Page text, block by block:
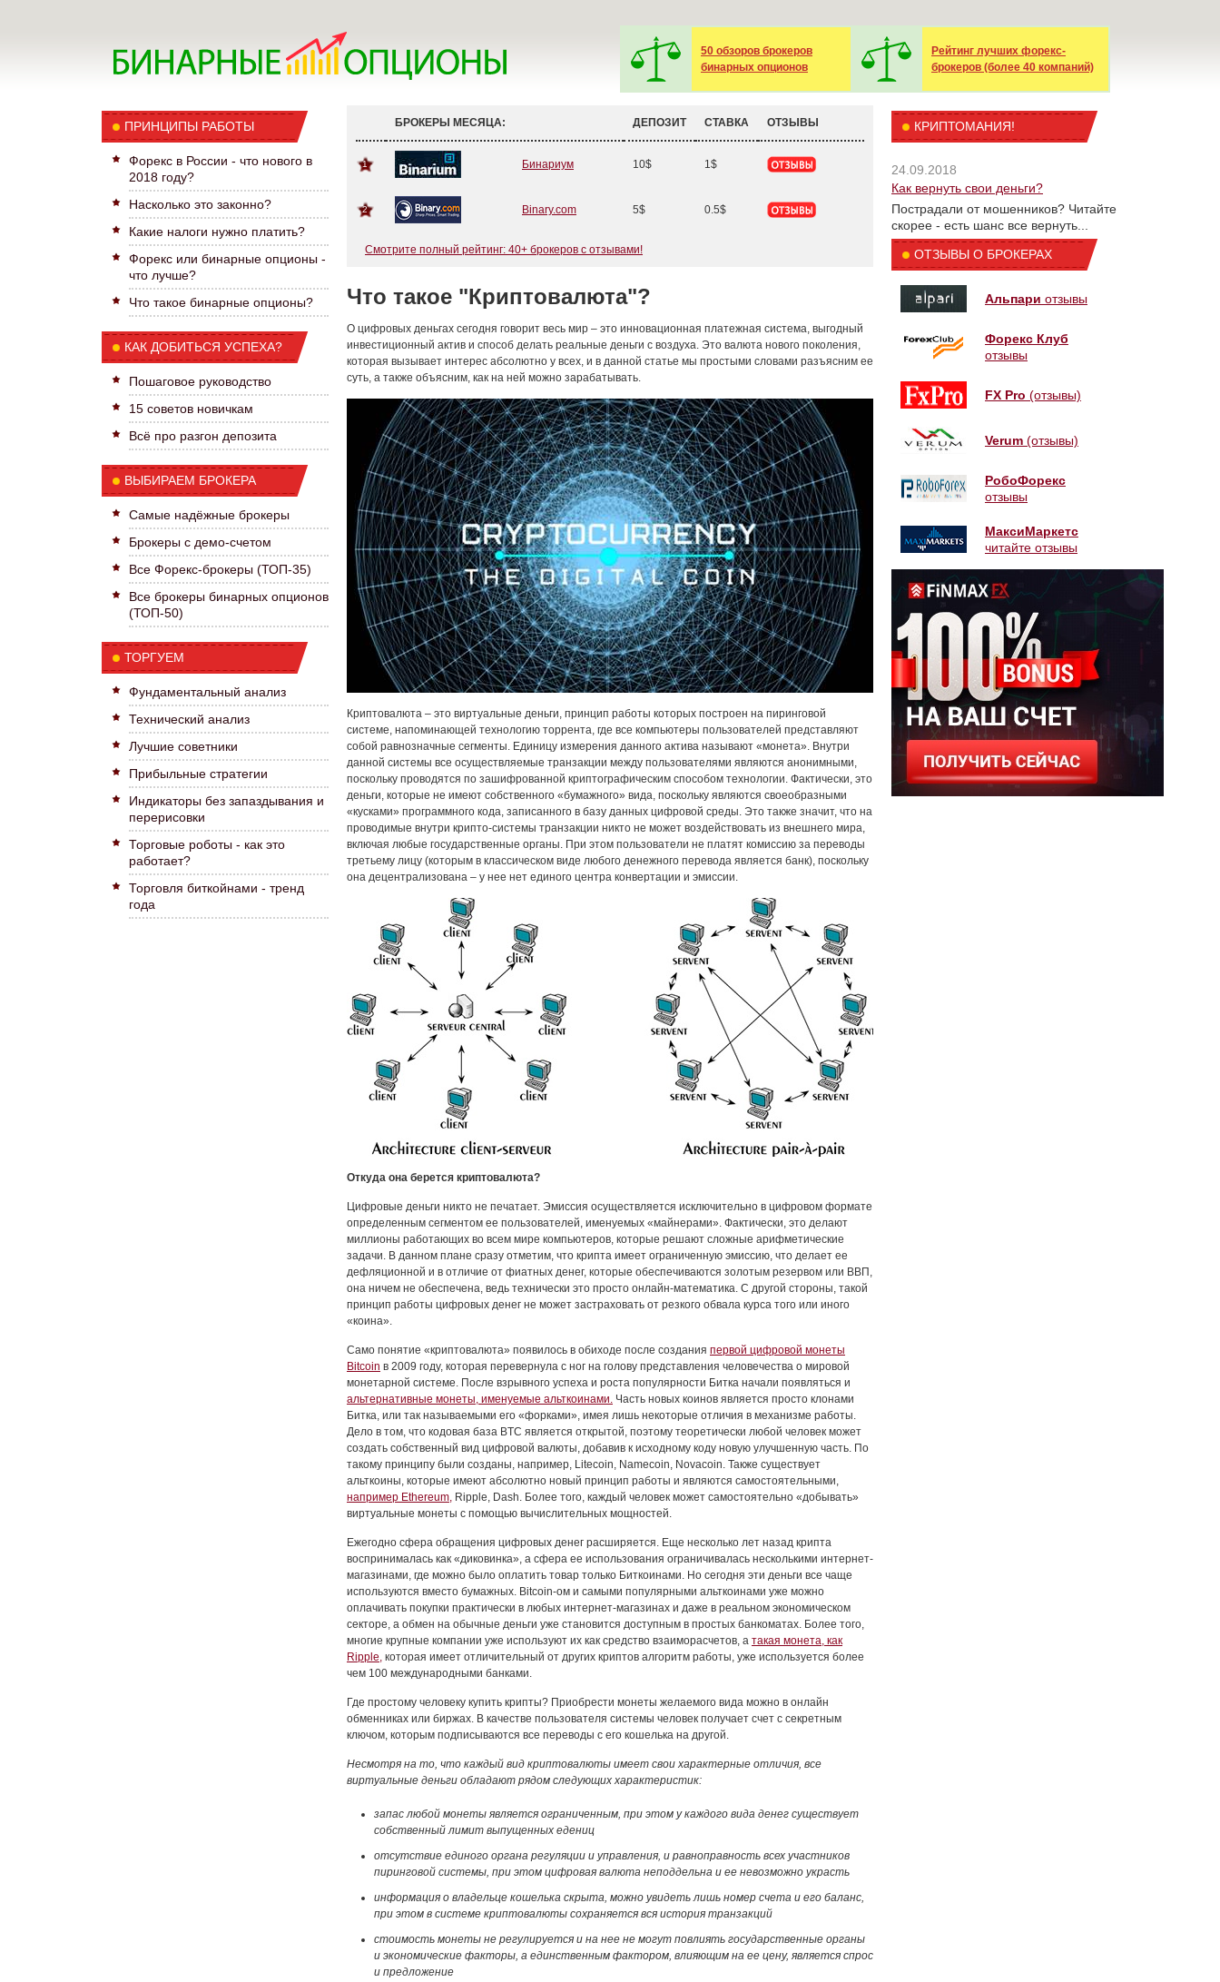
50 обзоров брокеров
бинарных опционов
Рейтинг лучших форекс-
брокеров (более 40 компаний)
БРОКЕРЫ МЕСЯЦА: ДЕПОЗИТ СТАВКА ОТЗЫВЫ
1 Бинариум 10$ 1$
2 Binary.com 5$ 0.5$
Смотрите полный рейтинг: 40+ брокеров с отзывами!
Что такое "Криптовалюта"?
О цифровых деньгах сегодня говорит весь мир – это инновационная платежная система, выгодный
инвестиционный актив и способ делать реальные деньги с воздуха. Это валюта нового поколения,
которая вызывает интерес абсолютно у всех, и в данной статье мы простыми словами разъясним ее
суть, а также объясним, как на ней можно зарабатывать.
Криптовалюта – это виртуальные деньги, принцип работы которых построен на пиринговой
системе, напоминающей технологию торрента, где все компьютеры пользователей представляют
собой равнозначные сегменты. Единицу измерения данного актива называют «монета». Внутри
данной системы все осуществляемые транзакции между пользователями являются анонимными,
поскольку проводятся по зашифрованной криптографическим способом технологии. Фактически, это
деньги, которые не имеют собственного «бумажного» вида, поскольку являются своеобразными
«кусками» программного кода, записанного в базу данных цифровой среды. Это также значит, что на
проводимые внутри крипто-системы транзакции никто не может воздействовать из внешнего мира,
включая любые государственные органы. При этом пользователи не платят комиссию за переводы
третьему лицу (которым в классическом виде любого денежного перевода является банк), поскольку
она децентрализована – у нее нет единого центра конвертации и эмиссии.
Откуда она берется криптовалюта?
Цифровые деньги никто не печатает. Эмиссия осуществляется исключительно в цифровом формате
определенным сегментом ее пользователей, именуемых «майнерами». Фактически, это делают
миллионы работающих во всем мире компьютеров, которые решают сложные арифметические
задачи. В данном плане сразу отметим, что крипта имеет ограниченную эмиссию, что делает ее
дефляционной и в отличие от фиатных денег, которые обеспечиваются золотым резервом или ВВП,
она ничем не обеспечена, ведь технически это просто онлайн-математика. С другой стороны, такой
принцип работы цифровых денег не может застраховать от резкого обвала курса того или иного
«коина».
Само понятие «криптовалюта» появилось в обиходе после создания первой цифровой монеты
Bitcoin в 2009 году, которая перевернула с ног на голову представления человечества о мировой
монетарной системе. После взрывного успеха и роста популярности Битка начали появляться и
альтернативные монеты, именуемые альткоинами. Часть новых коинов является просто клонами
Битка, или так называемыми его «форками», имея лишь некоторые отличия в механизме работы.
Дело в том, что кодовая база BTC является открытой, поэтому теоретически любой человек может
создать собственный вид цифровой валюты, добавив к исходному коду новую улучшенную часть. По
такому принципу были созданы, например, Litecoin, Namecoin, Novacoin. Также существует
альткоины, которые имеют абсолютно новый принцип работы и являются самостоятельными,
например Ethereum, Ripple, Dash. Более того, каждый человек может самостоятельно «добывать»
виртуальные монеты с помощью вычислительных мощностей.
Ежегодно сфера обращения цифровых денег расширяется. Еще несколько лет назад крипта
воспринималась как «диковинка», а сфера ее использования ограничивалась несколькими интернет-
магазинами, где можно было оплатить товар только Биткоинами. Но сегодня эти деньги все чаще
используются вместо бумажных. Bitcoin-ом и самыми популярными альткоинами уже можно
оплачивать покупки практически в любых интернет-магазинах и даже в реальном экономическом
секторе, а обмен на обычные деньги уже становится доступным в простых банкоматах. Более того,
многие крупные компании уже используют их как средство взаиморасчетов, а такая монета, как
Ripple, которая имеет отличительный от других криптов алгоритм работы, уже используется более
чем 100 международными банками.
Где простому человеку купить крипты? Приобрести монеты желаемого вида можно в онлайн
обменниках или биржах. В качестве пользователя системы человек получает счет с секретным
ключом, которым подписываются все переводы с его кошелька на другой.
Несмотря на то, что каждый вид криптовалюты имеет свои характерные отличия, все
виртуальные деньги обладают рядом следующих характеристик:
запас любой монеты является ограниченным, при этом у каждого вида денег существует
собственный лимит выпущенных едениц
отсутствие единого органа регуляции и управления, и равноправность всех участников
пиринговой системы, при этом цифровая валюта неподдельна и ее невозможно украсть
информация о владельце кошелька скрыта, можно увидеть лишь номер счета и его баланс,
при этом в системе криптовалюты сохраняется вся история транзакций
стоимость монеты не регулируется и на нее не могут повлиять государственные органы
и экономические факторы, а единственным фактором, влияющим на ее цену, является спрос
и предложение
ПРИНЦИПЫ РАБОТЫ
Форекс в России - что нового в
2018 году?
Насколько это законно?
Какие налоги нужно платить?
Форекс или бинарные опционы -
что лучше?
Что такое бинарные опционы?
КАК ДОБИТЬСЯ УСПЕХА?
Пошаговое руководство
15 советов новичкам
Всё про разгон депозита
ВЫБИРАЕМ БРОКЕРА
Самые надёжные брокеры
Брокеры с демо-счетом
Все Форекс-брокеры (ТОП-35)
Все брокеры бинарных опционов
(ТОП-50)
ТОРГУЕМ
Фундаментальный анализ
Технический анализ
Лучшие советники
Прибыльные стратегии
Индикаторы без запаздывания и
перерисовки
Торговые роботы - как это
работает?
Торговля биткойнами - тренд
года
КРИПТОМАНИЯ!
24.09.2018
Как вернуть свои деньги?
Пострадали от мошенников? Читайте
скорее - есть шанс все вернуть...
ОТЗЫВЫ О БРОКЕРАХ
Альпари отзывы
Форекс Клуб
отзывы
FX Pro (отзывы)
Verum (отзывы)
РобоФорекс
отзывы
МаксиМаркетс
читайте отзывы